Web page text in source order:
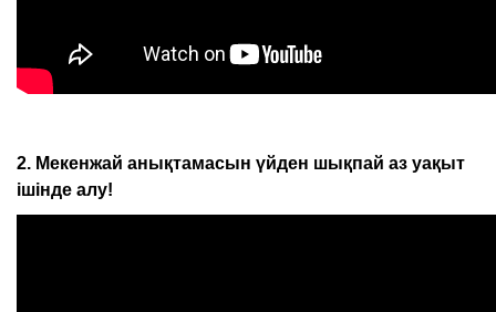
2. Мекенжай анықтамасын үйден шықпай аз уақыт
ішінде алу!